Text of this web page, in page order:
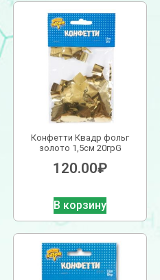
Конфетти Квадр фольг
золото 1,5см 20грG
120.00₽
В корзину